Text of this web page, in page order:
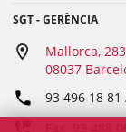
SGT - GERÈNCIA
Mallorca, 283
08037
93 496 18